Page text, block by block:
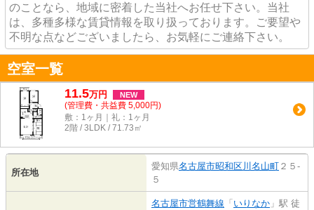
のことなら、地域に密着した当社へお任せ下さい。当社
は、多種多様な賃貸情報を取り扱っております。ご要望や
不明な点などございましたら、お気軽にご連絡下さい。
空室一覧
11.5万円 NEW
(管理費・共益費 5,000円)
敷：1ヶ月｜礼：1ヶ月
2階 / 3LDK / 71.73㎡
所在地
愛知県名古屋市昭和区川名山町 ２５-
５
名古屋市営鶴舞線 「 いりなか 」駅 徒